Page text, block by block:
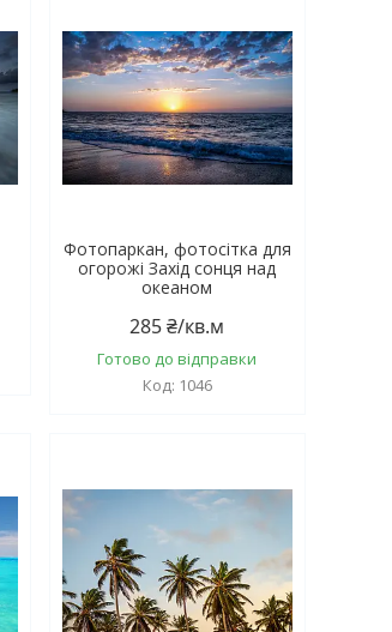
Фотопаркан, фотосітка для
огорожі Захід сонця над
океаном
285 ₴/кв.м
Готово до відправки
1046